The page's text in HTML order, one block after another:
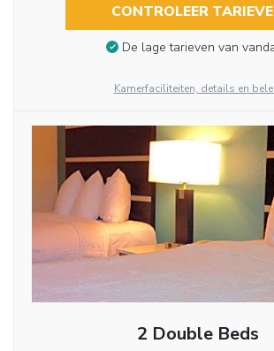
CONTROLEER
De lage tarieven van
Kamerfaciliteiten, details en
2 Double Beds